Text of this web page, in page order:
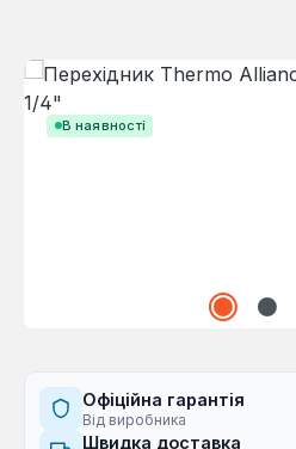
В наявності
Пропустити галерею
Офіційна гарантія
Від виробника
Швидка доставка